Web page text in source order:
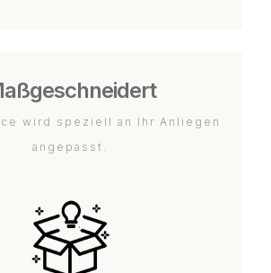
wird speziell an Ihr Anliegen
angepasst.